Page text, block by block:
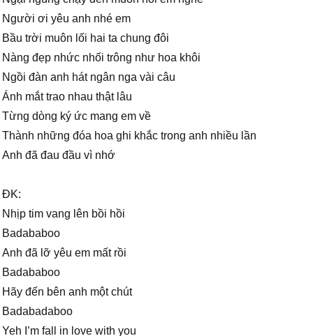
Người ơi yêu anh nhé em
Bầu trời muôn lối hai ta chung đôi
Nàng đẹp nhức nhối trông như hoa khôi
Ngồi đàn anh hát ngân nga vài câu
Ánh mắt trao nhau thật lâu
Từng dòng ký ức mang em về
Thành những đóa hoa ghi khắc trong anh nhiều lần
Anh đã đau đầu vì nhớ
ĐK:
Nhịp tim vang lên bồi hồi
Badababoo
Anh đã lỡ yêu em mất rồi
Badababoo
Hãy đến bên anh một chút
Badabadaboo
Yeh I’m fall in love with you